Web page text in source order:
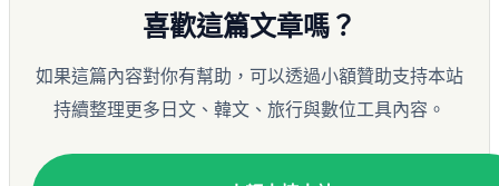
喜歡這篇文章嗎？
如果這篇內容對你有幫助，可以透過小額贊助支持本站
持續整理更多日文、韓文、旅行與數位工具內容。